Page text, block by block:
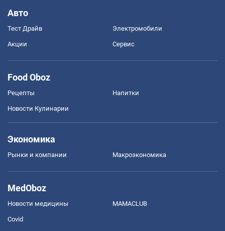
Авто
Тест Драйв Электромобили
Акции Сервис
Food Oboz
Рецепты Напитки
Новости Кулинарии
Экономика
Рынки и компании Mакроэкономика
MedOboz
Новости медицины MAMACLUB
Covid